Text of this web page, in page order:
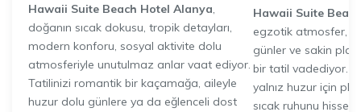
Hawaii Suite Beach Hotel Alanya
doğanın sıcak dokusu, tropik detayları,
modern konforu, sosyal aktivite dolu
atmosferiyle unutulmaz anlar vaat ediyor.
Tatilinizi romantik bir kaçamağa, aileyle
huzur dolu günlere ya da eğlenceli dost
Hawaii Suite
egzotik atmosfer,
günler ve sakin plaj
bir tatil vadediyor.
yalnız huzur için
sıcak ruhunu